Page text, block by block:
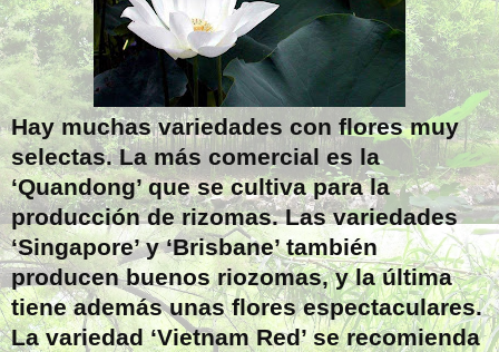
Hay muchas variedades con flores muy
selectas. La más comercial es la
‘Quandong’ que se cultiva para la
producción de rizomas. Las variedades
‘Singapore’ y ‘Brisbane’ también
producen buenos riozomas, y la última
tiene además unas flores espectaculares.
La variedad ‘Vietnam Red’ se recomienda